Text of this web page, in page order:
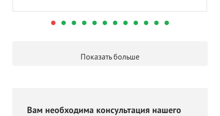
Показать больше
Вам необходима консультация нашего